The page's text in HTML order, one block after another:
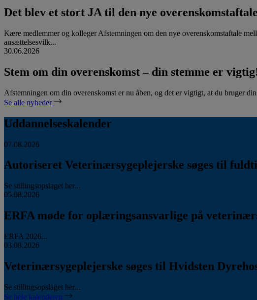
Det blev et stort JA til den nye overenskomstaftale
Kære medlemmer og kolleger Afstemningen om den nye overenskomstaftale
ansættelsesvilk...
30.06.2026
Stem om din overenskomst – din stemme er
Afstemningen om din overenskomst er nu åben, og det er vigtigt, at du bruger
Se alle nyheder
Uddannelseskalender
07.08.2026
Autoriseret Veterinærsygeplejerske søges til
Se stillingsopslaget her...
05.08.2026
ERFA møde for oplæringsansvarlige på
ERFA 2026...
03.08.2026
Veterinærsygeplejerske søges til Hvidsten
Se stillingsopslaget her...
Se hele kalenderen